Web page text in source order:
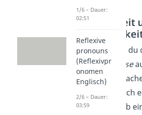
Vorzeitigkeit
Zudem kannst
participle clause
Handlungen
Du kannst durch
ausdrücken, ob
1/6 – Dauer:
02:51
Reflexive
pronouns
(Reflexivpr
onomen
Englisch)
2/6 – Dauer:
03:59